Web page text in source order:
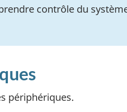
contrôle du
périphériques.